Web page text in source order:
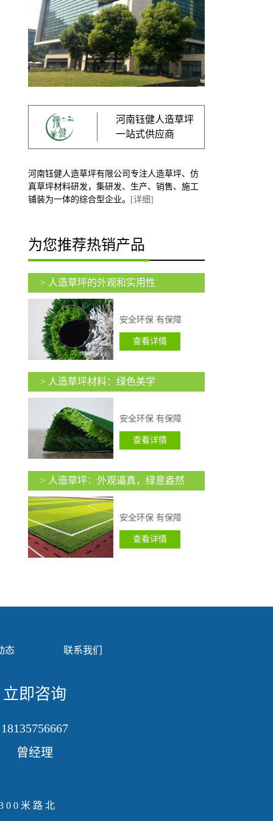
河南钰健人造草坪
一站式供应商
河南钰健人造草坪有限公司专注人造草坪、仿
真草坪材料研发，集研发、生产、销售、施工
铺装为一体的综合型企业。
[详细]
为您推荐热销产品
> 人造草坪的外观和实用性
安全环保 有保障
查看详情
> 人造草坪材料：绿色美学
安全环保 有保障
查看详情
> 人造草坪：外观逼真，绿意盎然
安全环保 有保障
查看详情
态 联系我们
立即咨询
18135756667
曾经理
米路北